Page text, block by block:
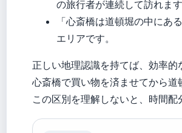
の旅行者が連続して訪れます
「心斎橋は道頓堀の中にあ
エリアです。
正しい地理認識を持てば、効率
心斎橋で買い物を済ませてから
この区別を理解しないと、時間